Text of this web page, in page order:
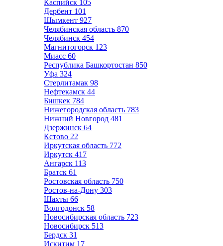
Каспийск 105
Дербент 101
Шымкент 927
Челябинская область 870
Челябинск 454
Магнитогорск 123
Миасс 60
Республика Башкортостан 850
Уфа 324
Стерлитамак 98
Нефтекамск 44
Бишкек 784
Нижегородская область 783
Нижний Новгород 481
Дзержинск 64
Кстово 22
Иркутская область 772
Иркутск 417
Ангарск 113
Братск 61
Ростовская область 750
Ростов-на-Дону 303
Шахты 66
Волгодонск 58
Новосибирская область 723
Новосибирск 513
Бердск 31
Искитим 17